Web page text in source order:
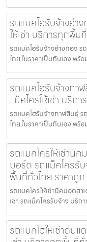
รถแบคโฮรับจ้างอ่า
ให้เช่า บริการทุกพื้น
รถแบคโฮรับจ้างอ่างทอง ร
ไทย ในราคาเป็นกันเอง พ
รถแบคโฮรับจ้างกา
แม็คโครให้เช่า บริก
รถแบคโฮรับจ้างกาฬสินธุ์ ร
ไทย ในราคาเป็นกันเอง พ
รถแมคโครให้เช่านิ
บอร์ด รถแม็คโครรับ
พื้นที่ทั่วไทย ราคาถูก
รถแมคโครให้เช่านิคมอุตส
เช่า รถแม็คโครรับจ้าง บริก
รถแบคโฮให้เช่าดิน